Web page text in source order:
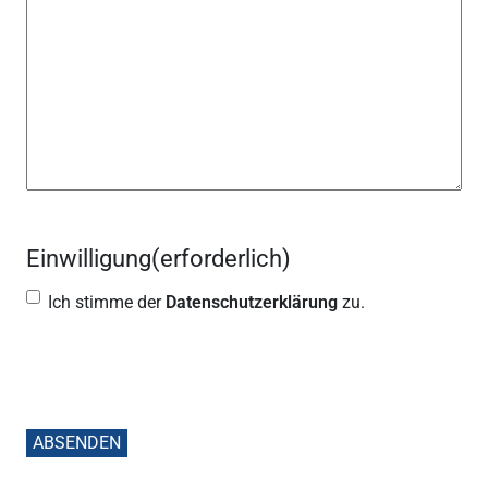
Einwilligung(erforderlich)
Ich stimme der Datenschutzerklärung zu.